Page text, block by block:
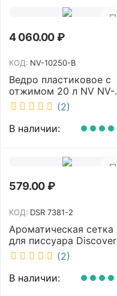
4 060.00₽
КОД: NV-10250-B
Ведро пластиковое с
отжимом 20 л NV NV-
10250-B
(2)
В наличии:
579.00₽
КОД: DSR 7381-2
Ароматическая сетка
для писсуара Discover
аромат Queen DSR
7381-2
(2)
В наличии: